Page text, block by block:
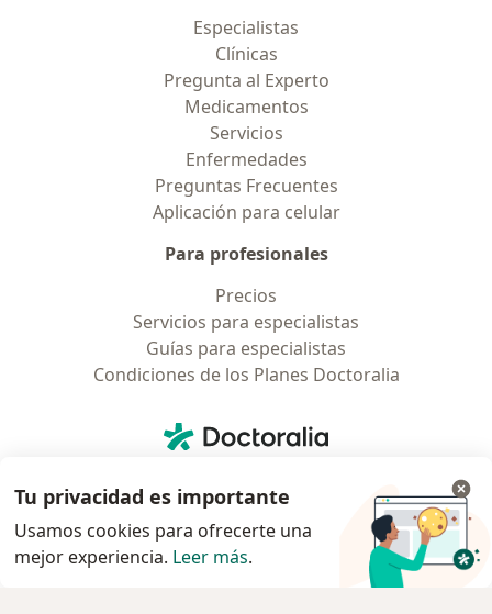
Especialistas
Clínicas
Pregunta al Experto
Medicamentos
Servicios
Enfermedades
Preguntas Frecuentes
Aplicación para celular
Para profesionales
Precios
Servicios para especialistas
Guías para especialistas
Condiciones de los Planes Doctoralia
Doctoralia - Página de inicio
C/ Josep Pla 2 - Building B2, floor 13
08019 Barcelona, Spain
Tu privacidad es importante
Usamos cookies para ofrecerte una
mejor experiencia. Leer más.